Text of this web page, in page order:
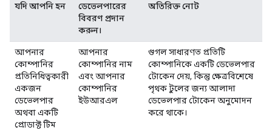
যদি আপনি হন
ডেভেলপারের
বিবরণ প্রদান
করুন।
অতিরিক্ত নোট
আপনার
কোম্পানির
প্রতিনিধিত্বকারী
একজন
ডেভেলপার
অথবা একটি
প্রোডাক্ট টিম
আপনার
কোম্পানির নাম
এবং আপনার
কোম্পানির
ইউআরএল
গুগল সাধারণত প্রতিটি
কোম্পানিকে একটি ডেভেলপার
টোকেন দেয়, কিন্তু ক্ষেত্রবিশেষে
পৃথক টুলের জন্য আলাদা
ডেভেলপার টোকেন অনুমোদন
করে থাকে।